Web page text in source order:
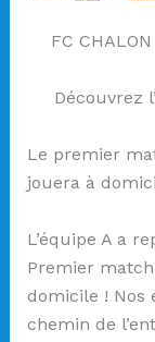
FC
Découvrez
Le premier
jouera à
L’équipe A a
Premier
domicile ! Nos
chemin de